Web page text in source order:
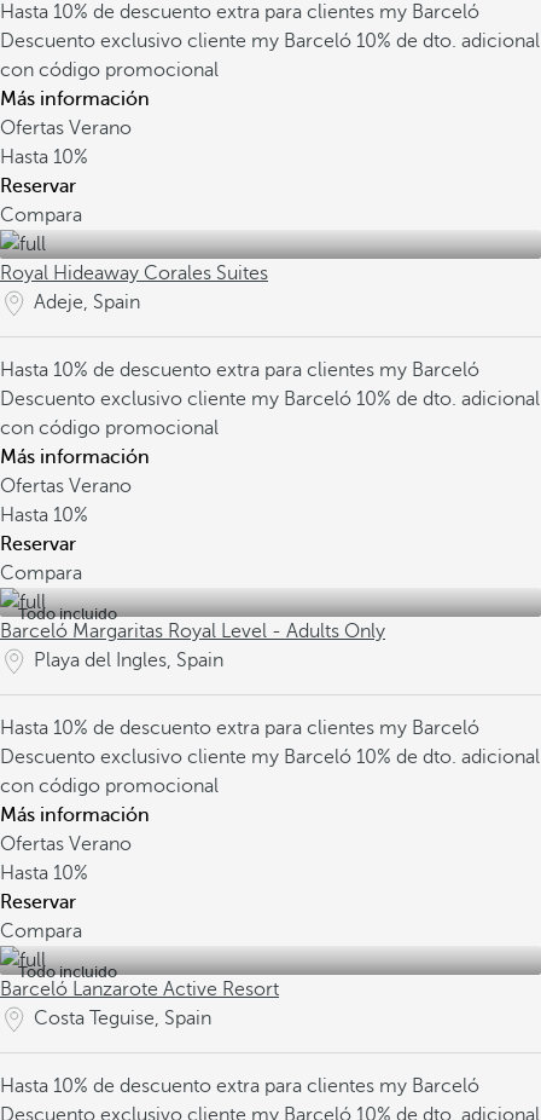
Hasta 10% de descuento extra para clientes my Barceló
Descuento exclusivo cliente my Barceló 10% de dto. adicional
con código promocional
Más información
Ofertas Verano
Hasta 10%
Reservar
Compara
Royal Hideaway Corales Suites
Adeje, Spain
Hasta 10% de descuento extra para clientes my Barceló
Descuento exclusivo cliente my Barceló 10% de dto. adicional
con código promocional
Más información
Ofertas Verano
Hasta 10%
Reservar
Compara
Todo incluido
Barceló Margaritas Royal Level - Adults Only
Playa del Ingles, Spain
Hasta 10% de descuento extra para clientes my Barceló
Descuento exclusivo cliente my Barceló 10% de dto. adicional
con código promocional
Más información
Ofertas Verano
Hasta 10%
Reservar
Compara
Todo incluido
Barceló Lanzarote Active Resort
Costa Teguise, Spain
Hasta 10% de descuento extra para clientes my Barceló
Descuento exclusivo cliente my Barceló 10% de dto. adicional